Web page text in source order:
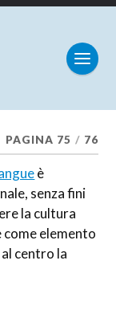
PAGINA 75 / 76
è
senza fini
la cultura
come elemento
centro la